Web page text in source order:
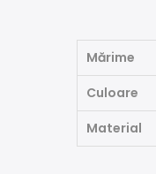
Mărime
Culoare
Material